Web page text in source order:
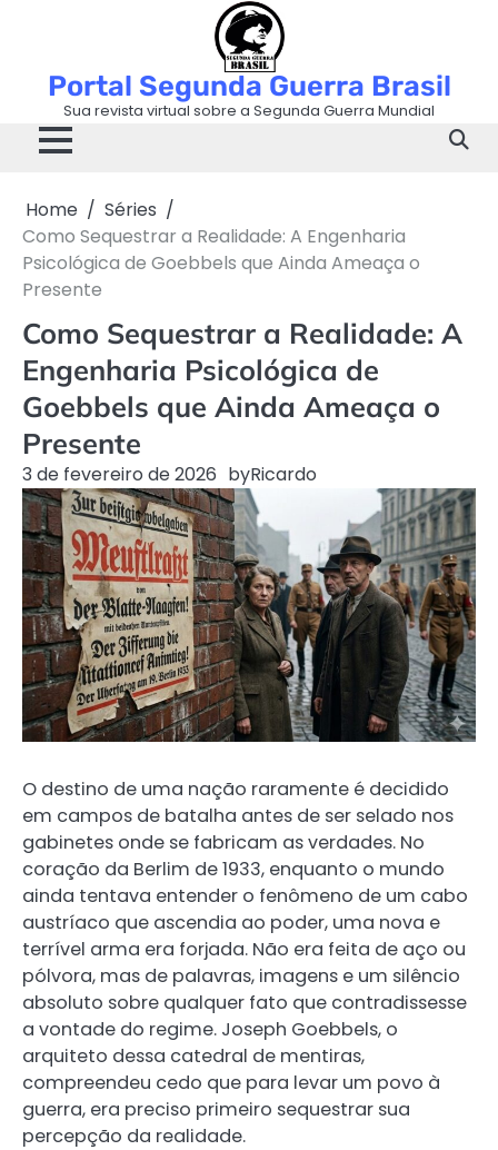
Portal Segunda Guerra Brasil
Sua revista virtual sobre a Segunda Guerra Mundial
Home
Séries
Como Sequestrar a Realidade: A Engenharia
Psicológica de Goebbels que Ainda Ameaça o
Presente
Como Sequestrar a Realidade: A
Engenharia Psicológica de
Goebbels que Ainda Ameaça o
Presente
3 de fevereiro de 2026 byRicardo
O destino de uma nação raramente é decidido
em campos de batalha antes de ser selado nos
gabinetes onde se fabricam as verdades. No
coração da Berlim de 1933, enquanto o mundo
ainda tentava entender o fenômeno de um cabo
austríaco que ascendia ao poder, uma nova e
terrível arma era forjada. Não era feita de aço ou
pólvora, mas de palavras, imagens e um silêncio
absoluto sobre qualquer fato que contradissesse
a vontade do regime. Joseph Goebbels, o
arquiteto dessa catedral de mentiras,
compreendeu cedo que para levar um povo à
guerra, era preciso primeiro sequestrar sua
percepção da realidade.